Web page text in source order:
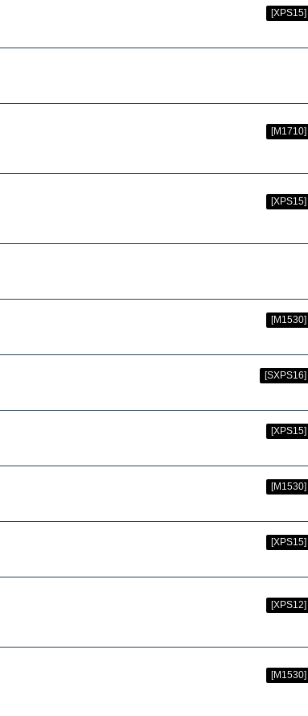
[XPS15]
[M1710]
[XPS15]
[M1530]
[SXPS16]
[XPS15]
[M1530]
[XPS15]
[XPS12]
[M1530]